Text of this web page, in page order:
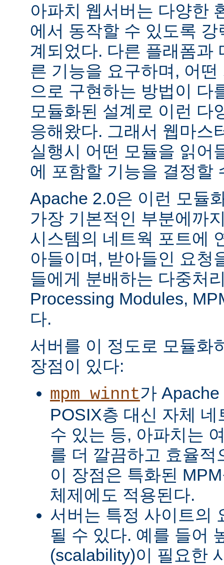
아파치 웹서버는 다양한
에서 동작할 수 있도록
계되었다. 다른 플래폼과
른 기능을 요구하며, 어
으로 구현하는 방법이 다
모듈화된 설계로 이런 다
응해왔다. 그래서 웹마스
실행시 어떤 모듈을 읽어
에 포함할 기능을 결정할
Apache 2.0은 이런 모듈
가장 기본적인 부분에까
시스템의 네트웍 포트에
아들이며, 받아들인 요청
들에게 분배하는 다중처
Processing Modules,
다.
서버를 이 정도로 모듈화
장점이 있다:
mpm_winnt가
POSIX층 대신 자체
수 있는 등, 아파치는
를 더 깔끔하고 효율적
이 장점은 특화된
체제에도 적용된다.
서버는 특정 사이트의
될 수 있다. 예를 들어
(scalability)이 필요한